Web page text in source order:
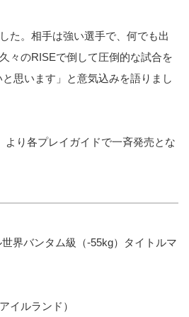
た。相手は強い選手で、何でも出
々のRISEで倒して圧倒的な試合を
思います」と意気込みを語りまし
より各プレイガイドで一斉発売とな
界バンタム級（-55kg）タイトルマ
イルランド）